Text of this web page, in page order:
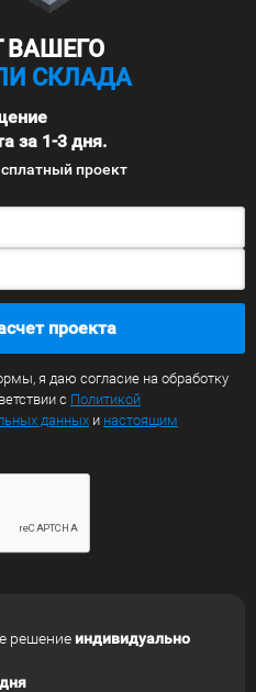
ВАШЕГО
СКЛАДА
за 1-3 дня.
проект
проекта
я даю согласие на обработку
с Политикой
данных и настоящим
решение индивидуально